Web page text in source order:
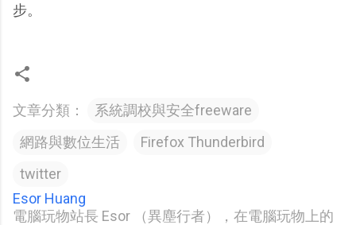
步。
文章分類：
系統調校與安全freeware
網路與數位生活
Firefox Thunderbird
twitter
Esor Huang
電腦玩物站長 Esor （異塵行者），在電腦玩物上的